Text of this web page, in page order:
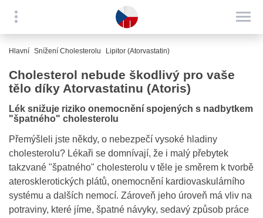
Hlavní Snížení Cholesterolu Lipitor (Atorvastatin)
Cholesterol nebude škodlivý pro vaše
tělo díky Atorvastatinu (Atoris)
Lék snižuje riziko onemocnění spojených s nadbytkem
"špatného" cholesterolu
Přemýšleli jste někdy, o nebezpečí vysoké hladiny
cholesterolu? Lékaři se domnívají, že i malý přebytek
takzvané "špatného" cholesterolu v těle je směrem k tvorbě
aterosklerotických plátů, onemocnění kardiovaskulárního
systému a dalších nemocí. Zároveň jeho úroveň má vliv na
potraviny, které jíme, špatné návyky, sedavý způsob práce